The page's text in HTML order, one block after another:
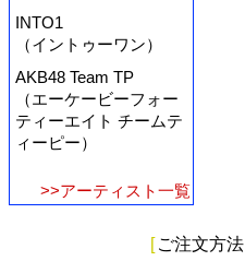
INTO1
（イントゥーワン）
AKB48 Team TP
（エーケービーフォー
ティーエイト チームテ
ィーピー）
>>アーティスト一覧
[ ご注文方法